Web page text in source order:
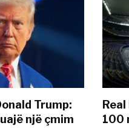
Trump:
një çmim
100